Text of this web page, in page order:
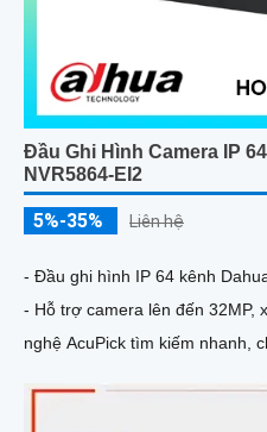
Đầu Ghi Hình Camera IP
NVR5864-EI2
5%-35% Liên hệ
- Đầu ghi hình IP 64 kênh
- Hỗ trợ camera lên đến 32MP,
nghệ AcuPick tìm kiếm nhanh,